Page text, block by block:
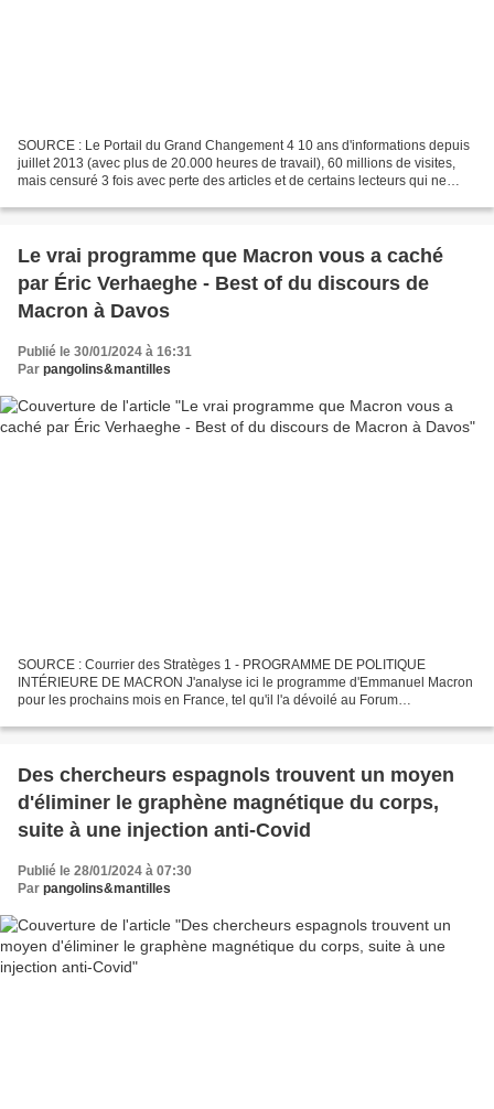
SOURCE : Le Portail du Grand Changement 4 10 ans d'informations depuis
juillet 2013 (avec plus de 20.000 heures de travail), 60 millions de visites,
mais censuré 3 fois avec perte des articles et de certains lecteurs qui ne
Le vrai programme que Macron vous a caché
par Éric Verhaeghe - Best of du discours de
Macron à Davos
Publié le 30/01/2024 à 16:31
Par pangolins&mantilles
SOURCE : Courrier des Stratèges 1 - PROGRAMME DE POLITIQUE
INTÉRIEURE DE MACRON J'analyse ici le programme d'Emmanuel Macron
pour les prochains mois en France, tel qu'il l'a dévoilé au Forum
Des chercheurs espagnols trouvent un moyen
d'éliminer le graphène magnétique du corps,
suite à une injection anti-Covid
Publié le 28/01/2024 à 07:30
Par pangolins&mantilles